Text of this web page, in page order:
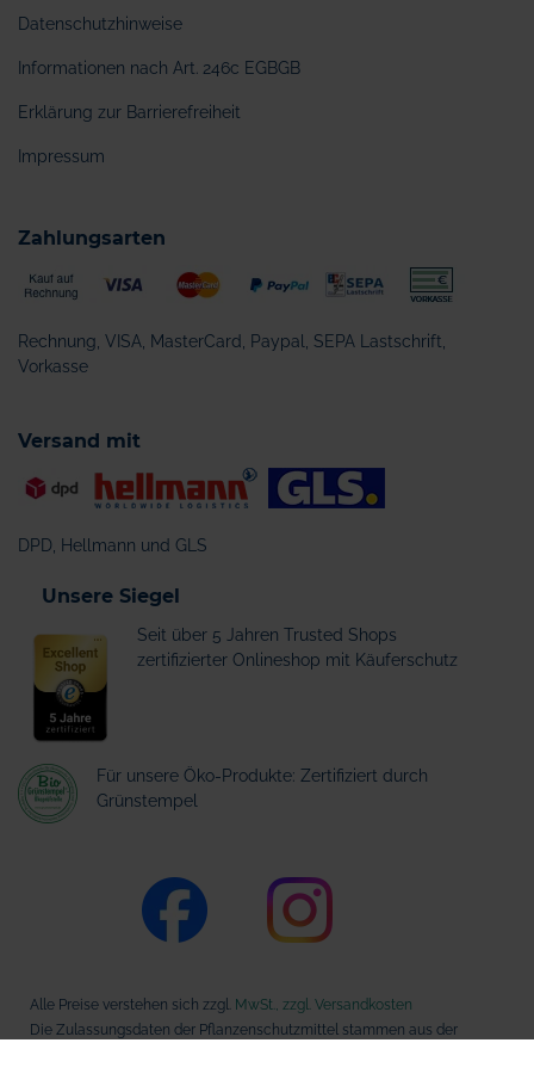
Datenschutzhinweise
Informationen nach Art. 246c EGBGB
Erklärung zur Barrierefreiheit
Impressum
Zahlungsarten
Rechnung, VISA, MasterCard, Paypal, SEPA Lastschrift,
Vorkasse
Versand mit
DPD, Hellmann und GLS
Unsere Siegel
Seit über 5 Jahren Trusted Shops
zertifizierter Onlineshop mit Käuferschutz
Für unsere Öko-Produkte: Zertifiziert durch
Grünstempel
Alle Preise verstehen sich zzgl. MwSt., zzgl. Versandkosten
Die Zulassungsdaten der Pflanzenschutzmittel stammen aus der